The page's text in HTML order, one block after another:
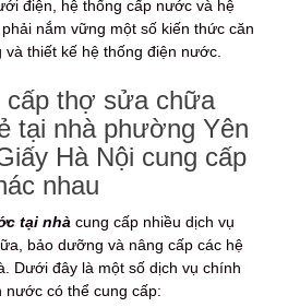
điện, hệ thống cấp nước và hệ
nắm vững một số kiến thức căn
thiết kế hệ thống điện nước.
cấp thợ sửa chữa
tại nhà phường Yên
Hà Nội cung cấp
nhau
tại nhà cung cấp nhiều dịch vụ
bảo dưỡng và nâng cấp các hệ
Dưới đây là một số dịch vụ chính
có thể cung cấp: